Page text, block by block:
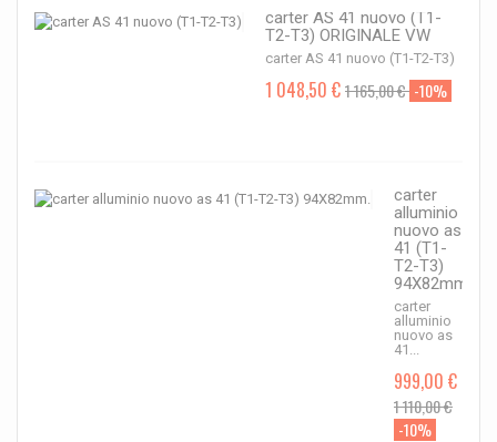
carter AS 41 nuovo (T1-
T2-T3) ORIGINALE VW
carter AS 41 nuovo (T1-T2-T3)
1 048,50 €1 165,00 € -10%
carter
alluminio
nuovo as
41 (T1-
T2-T3)
94X82mm.
carter
alluminio
nuovo as
41...
999,00 €
1 110,00 €
-10%